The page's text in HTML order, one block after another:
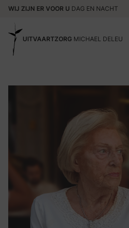
WIJ ZIJN ER VOOR U DAG EN NACHT
UITVAARTZORG MICHAEL DELEU